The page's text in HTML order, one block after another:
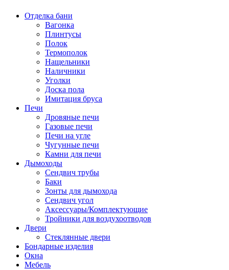
Отделка бани
Вагонка
Плинтусы
Полок
Термополок
Нащельники
Наличники
Уголки
Доска пола
Имитация бруса
Печи
Дровяные печи
Газовые печи
Печи на угле
Чугунные печи
Камни для печи
Дымоходы
Сендвич трубы
Баки
Зонты для дымохода
Сендвич угол
Аксессуары/Комплектующие
Тройники для воздухоотводов
Двери
Стеклянные двери
Бондарные изделия
Окна
Мебель